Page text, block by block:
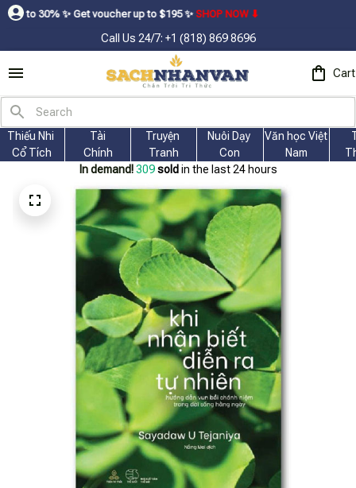
Get voucher up to $195ㅤ ✨ㅤSHOP NOW ⬇
Call Us 24/7: +1 (818) 869 8696
Cart
Thiếu Nhi
Cổ Tích
Tài
Chính
Truyện
Tranh
Nuôi Dạy
Con
Văn học Việt
Nam
In demand! 309 sold in the last 24 hours